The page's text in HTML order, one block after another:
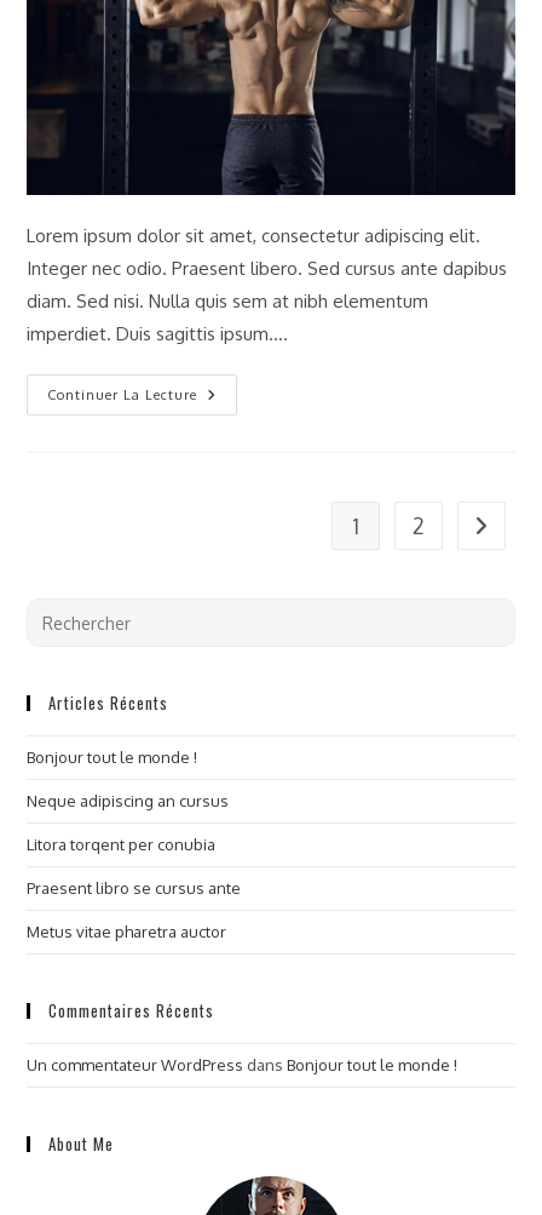
Lorem ipsum dolor sit amet, consectetur adipiscing elit.
Integer nec odio. Praesent libero. Sed cursus ante dapibus
diam. Sed nisi. Nulla quis sem at nibh elementum
imperdiet. Duis sagittis ipsum.…
Continuer La Lecture
Praesent
Libro
1 2 Aller à
Articles Récents
Bonjour tout le monde !
Neque adipiscing an cursus
Litora torqent per conubia
Praesent libro se cursus ante
Metus vitae pharetra auctor
Commentaires Récents
Un commentateur WordPress dansBonjour tout le monde !
About Me